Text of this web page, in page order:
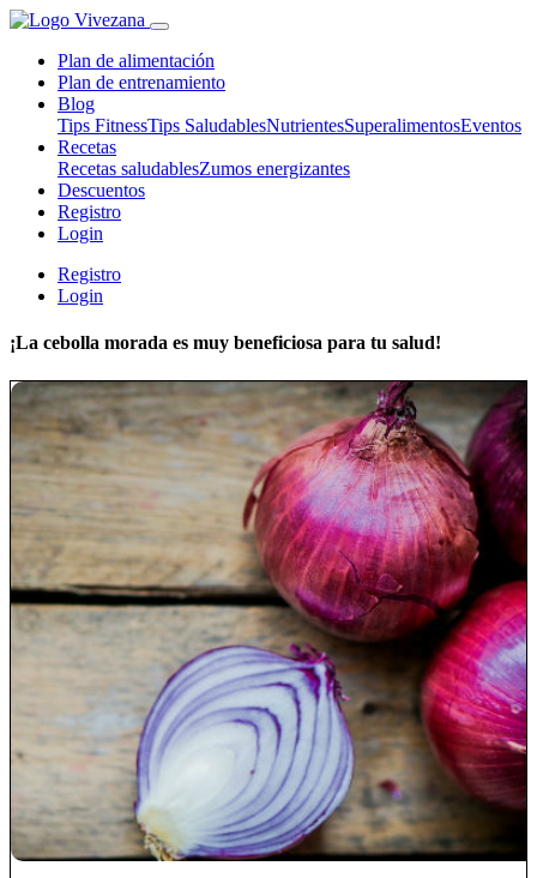
Plan de alimentación
Plan de entrenamiento
Blog
Tips FitnessTips SaludablesNutrientesSuperalimentosEventos
Recetas
Recetas saludablesZumos energizantes
Descuentos
Registro
Login
Registro
Login
¡La cebolla morada es muy beneficiosa para tu salud!